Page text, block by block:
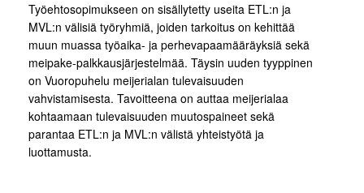
Työehtosopimukseen on sisällytetty useita ETL:n ja
MVL:n välisiä työryhmiä, joiden tarkoitus on kehittää
muun muassa työaika- ja perhevapaamääräyksiä sekä
meipake-palkkausjärjestelmää. Täysin uuden tyyppinen
on Vuoropuhelu meijerialan tulevaisuuden
vahvistamisesta. Tavoitteena on auttaa meijerialaa
kohtaamaan tulevaisuuden muutospaineet sekä
parantaa ETL:n ja MVL:n välistä yhteistyötä ja
luottamusta.